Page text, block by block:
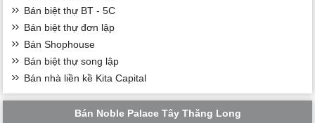
Bán biệt thự BT - 5C
Bán biệt thự đơn lập
Bán Shophouse
Bán biệt thự song lập
Bán nhà liền kề Kita Capital
Bán Noble Palace Tây Thăng Long